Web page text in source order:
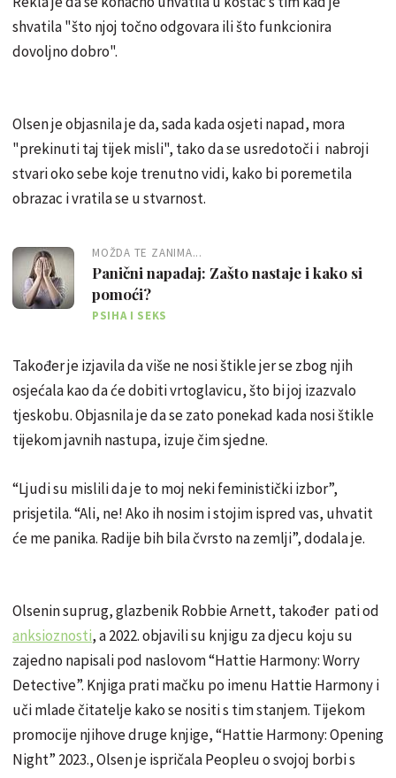
shvatila "što njoj točno odgovara ili što funkcionira
dovoljno dobro".
Olsen je objasnila je da, sada kada osjeti napad, mora
"prekinuti taj tijek misli", tako da se usredotoči i nabroji
stvari oko sebe koje trenutno vidi, kako bi poremetila
obrazac i vratila se u stvarnost.
MOŽDA TE ZANIMA...
Panični napadaj: Zašto nastaje i kako si
pomoći?
PSIHA I SEKS
Također je izjavila da više ne nosi štikle jer se zbog njih
osjećala kao da će dobiti vrtoglavicu, što bi joj izazvalo
tjeskobu. Objasnila je da se zato ponekad kada nosi štikle
tijekom javnih nastupa, izuje čim sjedne.
“Ljudi su mislili da je to moj neki feministički izbor”,
prisjetila. “Ali, ne! Ako ih nosim i stojim ispred vas, uhvatit
će me panika. Radije bih bila čvrsto na zemlji”, dodala je.
Olsenin suprug, glazbenik Robbie Arnett, također pati od
anksioznosti, a 2022. objavili su knjigu za djecu koju su
zajedno napisali pod naslovom “Hattie Harmony: Worry
Detective”. Knjiga prati mačku po imenu Hattie Harmony i
uči mlade čitatelje kako se nositi s tim stanjem. Tijekom
promocije njihove druge knjige, “Hattie Harmony: Opening
Night” 2023., Olsen je ispričala Peopleu o svojoj borbi s